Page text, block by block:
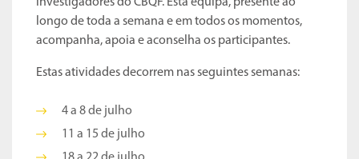
longo de toda a semana e em todos os momentos,
acompanha, apoia e aconselha os participantes.
Estas atividades decorrem nas seguintes semanas:
4 a 8 de julho
11 a 15 de julho